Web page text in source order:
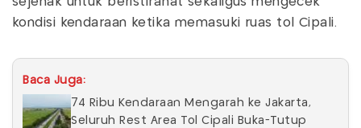
kondisi kendaraan ketika memasuki ruas tol Cipali.
Baca Juga:
74 Ribu Kendaraan Mengarah ke Jakarta,
Seluruh Rest Area Tol Cipali Buka-Tutup